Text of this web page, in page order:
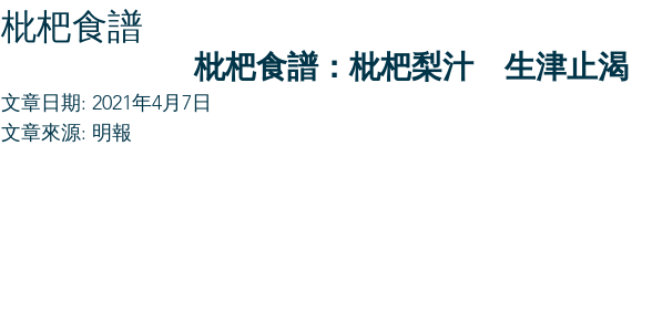
枇杷食譜
枇杷食譜：枇杷梨汁　生津止渴
文章日期: 2021年4月7日
文章來源: 明報